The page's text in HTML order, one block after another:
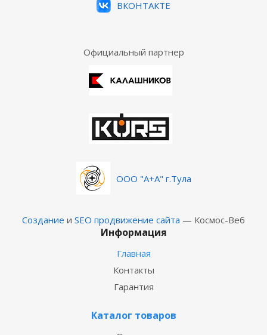
ВКОНТАКТЕ
Официальный партнер
ООО "А+А" г.Тула
Создание и SEO продвижение сайта — Космос-Веб
Информация
Главная
Контакты
Гарантия
Каталог товаров